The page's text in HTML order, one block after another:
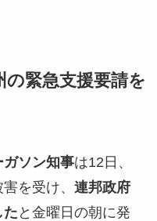
緊急支援要請を
ソン知事は12日、
を受け、 連邦政府
た と金曜日の朝に発